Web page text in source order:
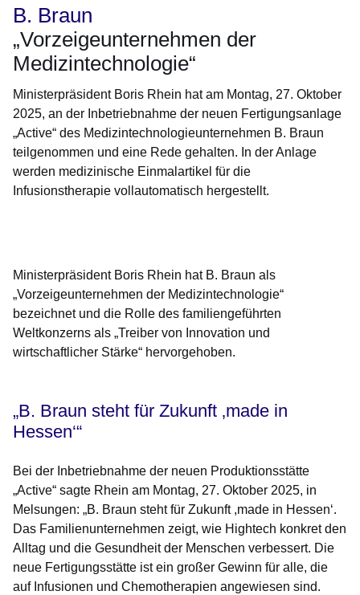
B. Braun
„Vorzeigeunternehmen der
Medizintechnologie“
Ministerpräsident Boris Rhein hat am Montag, 27. Oktober
2025, an der Inbetriebnahme der neuen Fertigungsanlage
„Active“ des Medizintechnologieunternehmen B. Braun
teilgenommen und eine Rede gehalten. In der Anlage
werden medizinische Einmalartikel für die
Infusionstherapie vollautomatisch hergestellt.
Ministerpräsident Boris Rhein hat B. Braun als
„Vorzeigeunternehmen der Medizintechnologie“
bezeichnet und die Rolle des familiengeführten
Weltkonzerns als „Treiber von Innovation und
wirtschaftlicher Stärke“ hervorgehoben.
„B. Braun steht für Zukunft ‚made in
Hessen‘“
Bei der Inbetriebnahme der neuen Produktionsstätte
„Active“ sagte Rhein am Montag, 27. Oktober 2025, in
Melsungen: „B. Braun steht für Zukunft ,made in Hessen‘.
Das Familienunternehmen zeigt, wie Hightech konkret den
Alltag und die Gesundheit der Menschen verbessert. Die
neue Fertigungsstätte ist ein großer Gewinn für alle, die
auf Infusionen und Chemotherapien angewiesen sind.